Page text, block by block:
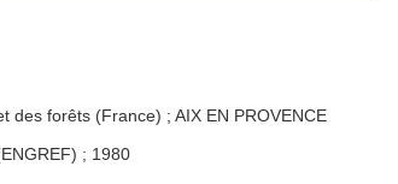
des forêts (France) ; AIX EN PROVENCE
; 1980